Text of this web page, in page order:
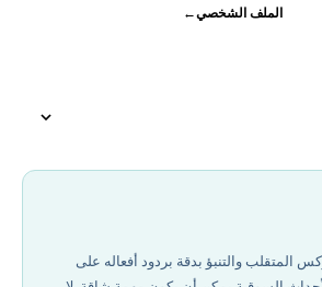
الملف الشخصي←
المتقلب والتنبؤ بدقة بردود أفعاله على